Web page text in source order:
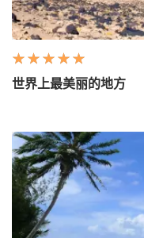
世界上最美丽的地方